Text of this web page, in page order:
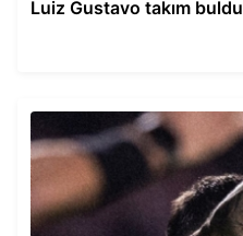
Luiz Gustavo takım buldu